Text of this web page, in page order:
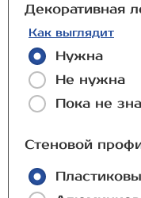
Декоративная
Как выглядит
Нужна
Не нужна
Пока не
Стеновой